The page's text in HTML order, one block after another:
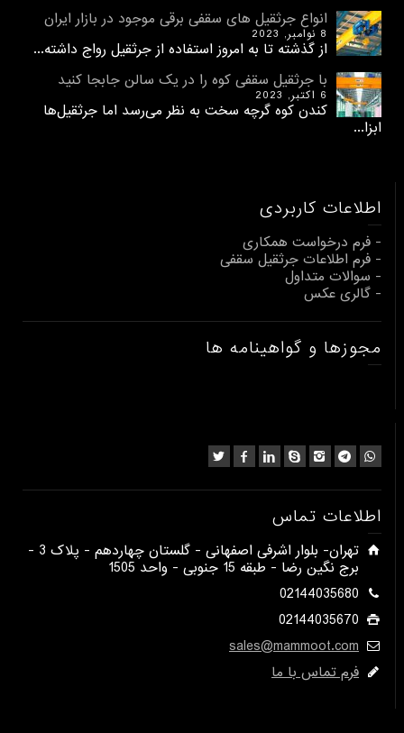
انواع جرثقیل های سقفی برقی موجود در بازار ایران
8 نوامبر, 2023
از گذشته تا به امروز استفاده از جرثقیل رواج داشته...
با جرثقیل سقفی کوه را در یک سالن جابجا کنید
6 اکتبر, 2023
کندن کوه گرچه سخت به نظر می‌رسد اما جرثقیل‌ها
ابزا...
اطلاعات کاربردی
- فرم درخواست همکاری
- فرم اطلاعات جرثقیل سقفی
- سوالات متداول
- گالری عکس
مجوزها و گواهینامه ها
اطلاعات تماس
​تهران- بلوار اشرفی اصفهانی - گلستان چهاردهم - پلاک 3 -
برج نگین رضا - طبقه 15 جنوبی - واحد 1505​
02144035680
02144035670
sales@mammoot.com
فرم تماس با ما